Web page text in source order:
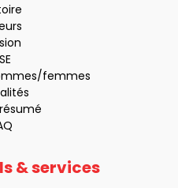
femmes
& services